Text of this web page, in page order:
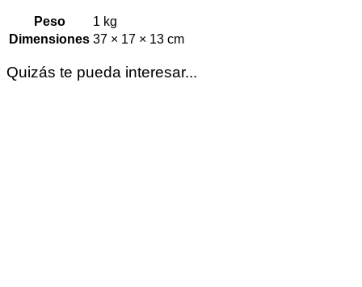
Peso
1 kg
Dimensiones 37 × 17 × 13 cm
Quizás te pueda interesar...